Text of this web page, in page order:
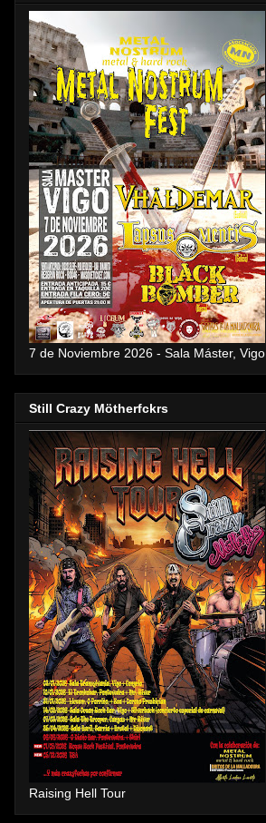
7 de Noviembre 2026 - Sala Máster, Vigo
Still Crazy Mötherfckrs
Raising Hell Tour